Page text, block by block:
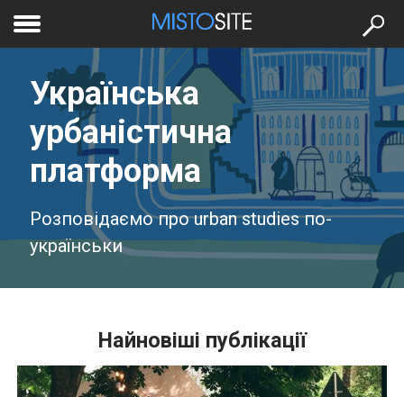
меню
Українська
урбаністична
платформа
Розповідаємо про urban studies по-
українськи
Найновіші публікації